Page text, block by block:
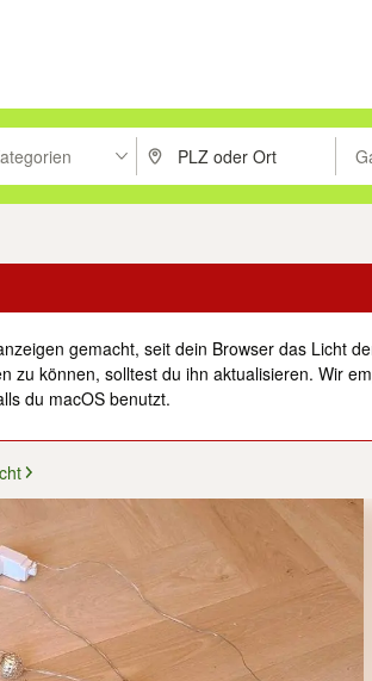
suchen, oder Vorschläge mit den Pfeiltasten
PLZ oder Ort eingeben.
gemacht, seit dein Browser das Licht
zu können, solltest du ihn aktualisieren. Wir
du macOS benutzt.